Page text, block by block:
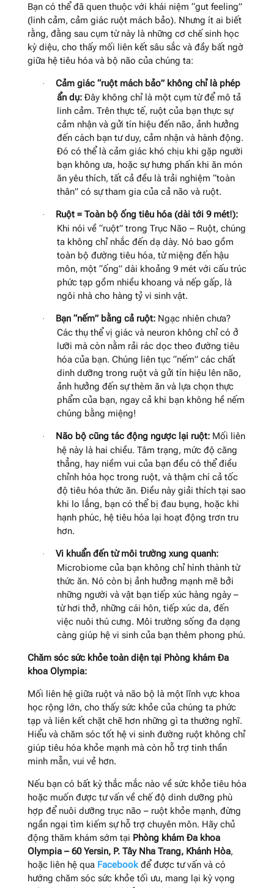
Bạn có thể đã quen thuộc với khái niệm “gut feeling”
(linh cảm, cảm giác ruột mách bảo). Nhưng ít ai biết
rằng, đằng sau cụm từ này là những cơ chế sinh học
kỳ diệu, cho thấy mối liên kết sâu sắc và đầy bất ngờ
giữa hệ tiêu hóa và bộ não của chúng ta:
·
Cảm giác “ruột mách bảo” không chỉ là phép
ẩn dụ:Đây không chỉ là một cụm từ để mô tả
linh cảm. Trên thực tế, ruột của bạn thực sự
cảm nhận và gửi tín hiệu đến não, ảnh hưởng
đến cách bạn tư duy, cảm nhận và hành động.
Đó có thể là cảm giác khó chịu khi gặp người
bạn không ưa, hoặc sự hưng phấn khi ăn món
ăn yêu thích, tất cả đều là trải nghiệm “toàn
thân” có sự tham gia của cả não và ruột.
·
Ruột = Toàn bộ ống tiêu hóa (dài tới 9 mét!):
Khi nói về “ruột” trong Trục Não – Ruột, chúng
ta không chỉ nhắc đến dạ dày. Nó bao gồm
toàn bộ đường tiêu hóa, từ miệng đến hậu
môn, một “ống” dài khoảng 9 mét với cấu trúc
phức tạp gồm nhiều khoang và nếp gấp, là
ngôi nhà cho hàng tỷ vi sinh vật.
· Bạn “nếm” bằng cả ruột:Ngạc nhiên chưa?
Các thụ thể vị giác và neuron không chỉ có ở
lưỡi mà còn nằm rải rác dọc theo đường tiêu
hóa của bạn. Chúng liên tục “nếm” các chất
dinh dưỡng trong ruột và gửi tín hiệu lên não,
ảnh hưởng đến sự thèm ăn và lựa chọn thực
phẩm của bạn, ngay cả khi bạn không hề nếm
chúng bằng miệng!
· Não bộ cũng tác động ngược lại ruột:Mối liên
hệ này là hai chiều. Tâm trạng, mức độ căng
thẳng, hay niềm vui của bạn đều có thể điều
chỉnh hóa học trong ruột, và thậm chí cả tốc
độ tiêu hóa thức ăn. Điều này giải thích tại sao
khi lo lắng, bạn có thể bị đau bụng, hoặc khi
hạnh phúc, hệ tiêu hóa lại hoạt động trơn tru
hơn.
·
Vi khuẩn đến từ môi trường xung quanh:
Microbiome của bạn không chỉ hình thành từ
thức ăn. Nó còn bị ảnh hưởng mạnh mẽ bởi
những người và vật bạn tiếp xúc hàng ngày –
từ hơi thở, những cái hôn, tiếp xúc da, đến
việc nuôi thú cưng. Môi trường sống đa dạng
càng giúp hệ vi sinh của bạn thêm phong phú.
Chăm sóc sức khỏe toàn diện tại Phòng khám Đa
khoa Olympia:
Mối liên hệ giữa ruột và não bộ là một lĩnh vực khoa
học rộng lớn, cho thấy sức khỏe của chúng ta phức
tạp và liên kết chặt chẽ hơn những gì ta thường nghĩ.
Hiểu và chăm sóc tốt hệ vi sinh đường ruột không chỉ
giúp tiêu hóa khỏe mạnh mà còn hỗ trợ tinh thần
minh mẫn, vui vẻ hơn.
Nếu bạn có bất kỳ thắc mắc nào về sức khỏe tiêu hóa
hoặc muốn được tư vấn về chế độ dinh dưỡng phù
hợp để nuôi dưỡng trục não – ruột khỏe mạnh, đừng
ngần ngại tìm kiếm sự hỗ trợ chuyên môn. Hãy chủ
động thăm khám sớm tại Phòng khám Đa khoa
Olympia – 60 Yersin, P. Tây Nha Trang, Khánh Hòa,
hoặc liên hệ qua Facebook để được tư vấn và có
hướng chăm sóc sức khỏe tối ưu, mang lại kỳ vọng